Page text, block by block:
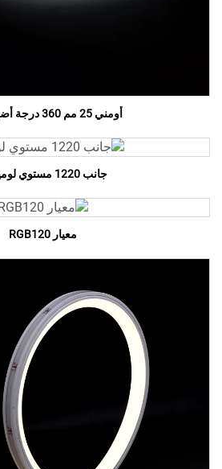
أومني 25 مم 360 درجة أضواء نيون
جانب 1220 مستوي لوميوبال
معيار RGB120